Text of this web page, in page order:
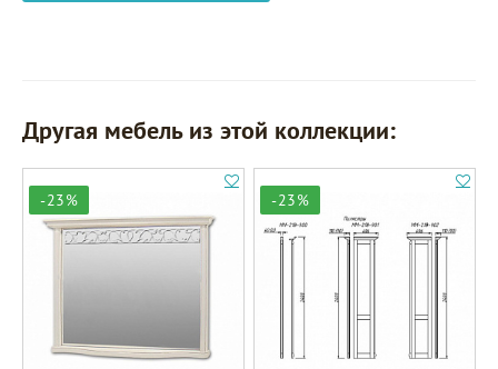
Другая мебель из этой коллекции:
-23% -23%